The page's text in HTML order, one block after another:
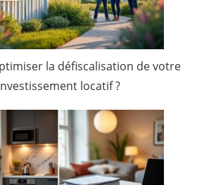
la défiscalisation de votre
locatif ?